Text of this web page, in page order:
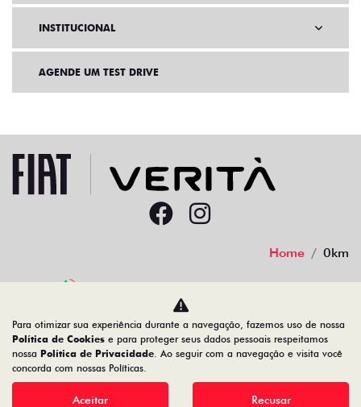
INSTITUCIONAL
AGENDE UM TEST DRIVE
Home 0km
Desacelere. Seu bem maior é a vida.
Para otimizar sua experiência durante a navegação, fazemos uso de nossa
Política de Cookies e para proteger seus dados pessoais respeitamos
nossa Política de Privacidade. Ao seguir com a navegação e visita você
concorda com nossas Políticas.
Aceitar Recusar